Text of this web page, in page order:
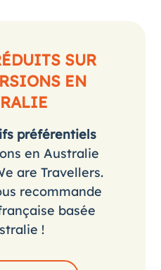
SUR
EN
préférentiels
en Australie
are Travellers.
recommande
basée
!